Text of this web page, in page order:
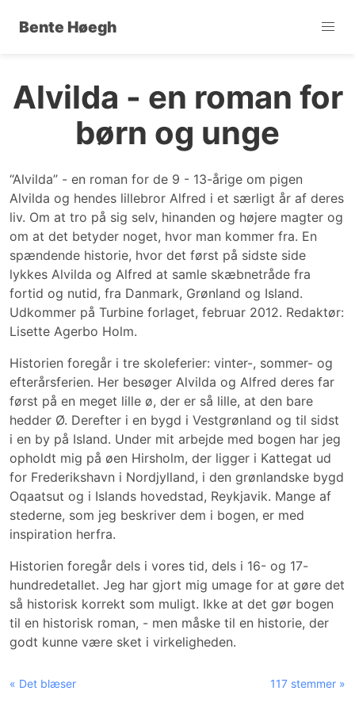
Bente Høegh
Alvilda - en roman for
børn og unge
“Alvilda” - en roman for de 9 - 13-årige om pigen
Alvilda og hendes lillebror Alfred i et særligt år af deres
liv. Om at tro på sig selv, hinanden og højere magter og
om at det betyder noget, hvor man kommer fra. En
spændende historie, hvor det først på sidste side
lykkes Alvilda og Alfred at samle skæbnetråde fra
fortid og nutid, fra Danmark, Grønland og Island.
Udkommer på Turbine forlaget, februar 2012. Redaktør:
Lisette Agerbo Holm.
Historien foregår i tre skoleferier: vinter-, sommer- og
efterårsferien. Her besøger Alvilda og Alfred deres far
først på en meget lille ø, der er så lille, at den bare
hedder Ø. Derefter i en bygd i Vestgrønland og til sidst
i en by på Island. Under mit arbejde med bogen har jeg
opholdt mig på øen Hirsholm, der ligger i Kattegat ud
for Frederikshavn i Nordjylland, i den grønlandske bygd
Oqaatsut og i Islands hovedstad, Reykjavik. Mange af
stederne, som jeg beskriver dem i bogen, er med
inspiration herfra.
Historien foregår dels i vores tid, dels i 16- og 17-
hundredetallet. Jeg har gjort mig umage for at gøre det
så historisk korrekt som muligt. Ikke at det gør bogen
til en historisk roman, - men måske til en historie, der
godt kunne være sket i virkeligheden.
« Det blæser 117 stemmer »